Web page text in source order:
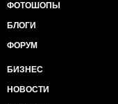
ФОТОШОПЫ
БЛОГИ
ФОРУМ
БИЗНЕС
НОВОСТИ